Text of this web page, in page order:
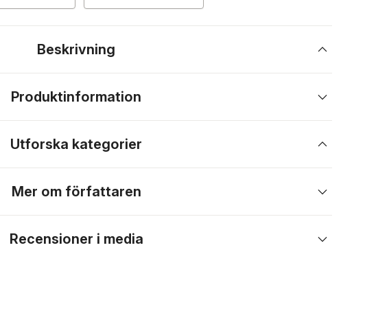
Beskrivning
Produktinformation
Utforska kategorier
Mer om författaren
Recensioner i media